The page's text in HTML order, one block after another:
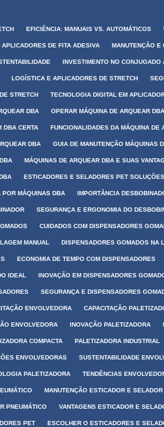
EFICIÊNCIA: MANUAIS VS. AUTOMÁTICOS
APLICADORES DE FITA ADESIVA MANUTENÇÃO E
INVESTIMENTO NO CONJUGADO
LOGÍSTICA E APLICADORES DE STRETCH
STRETCH TECNOLOGIA DIGITAL EM
DBA OPERAR MÁQUINA DE ARQUEAR
DBA CERTA FUNCIONALIDADES DA MÁQUINA DE
DBA GUIA DE MANUTENÇÃO MÁQUINAS
MÁQUINAS DE ARQUEAR DBA E SUAS
ESTICADORES E SELADORES PET SOLUÇÕES
POR MÁQUINAS DBA IMPORTÂNCIA
SEGURANÇA E ERGONOMIA DO
CUIDADOS COM DISPENSADORES
MANUAL DISPENSADORES GOMADOS NA
ECONOMIA DE TEMPO COM DISPENSADORES
IDEAL INOVAÇÃO EM DISPENSADORES
SEGURANÇA E DISPENSADORES
ENVOLVEDORA CAPACITAÇÃO
ENVOLVEDORA INOVAÇÃO PALETIZADORA
COMPACTA PALETIZADORA INDUSTRIAL
ENVOLVEDORAS SUSTENTABILIDADE
PALETIZADORA TENDÊNCIAS
MANUTENÇÃO ESTICADOR E
PNEUMÁTICO VANTAGENS ESTICADOR E
PET ESCOLHER O ESTICADORES E